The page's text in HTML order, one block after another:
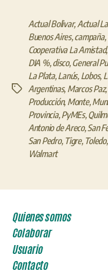
Etiquetas
Actual Bolivar, Actual
Buenos Aires,campaña,
Cooperativa La Amistad,
DIA %,disco,General
La Plata,Lanús, Lobos,
Argentinas, Marcos Paz,
Producción, Monte,
Provincia,PyMEs,
Antonio de Areco,San
San Pedro, Tigre, Toledo,
Walmart
Quienes somos
Colaborar
Usuario
Contacto